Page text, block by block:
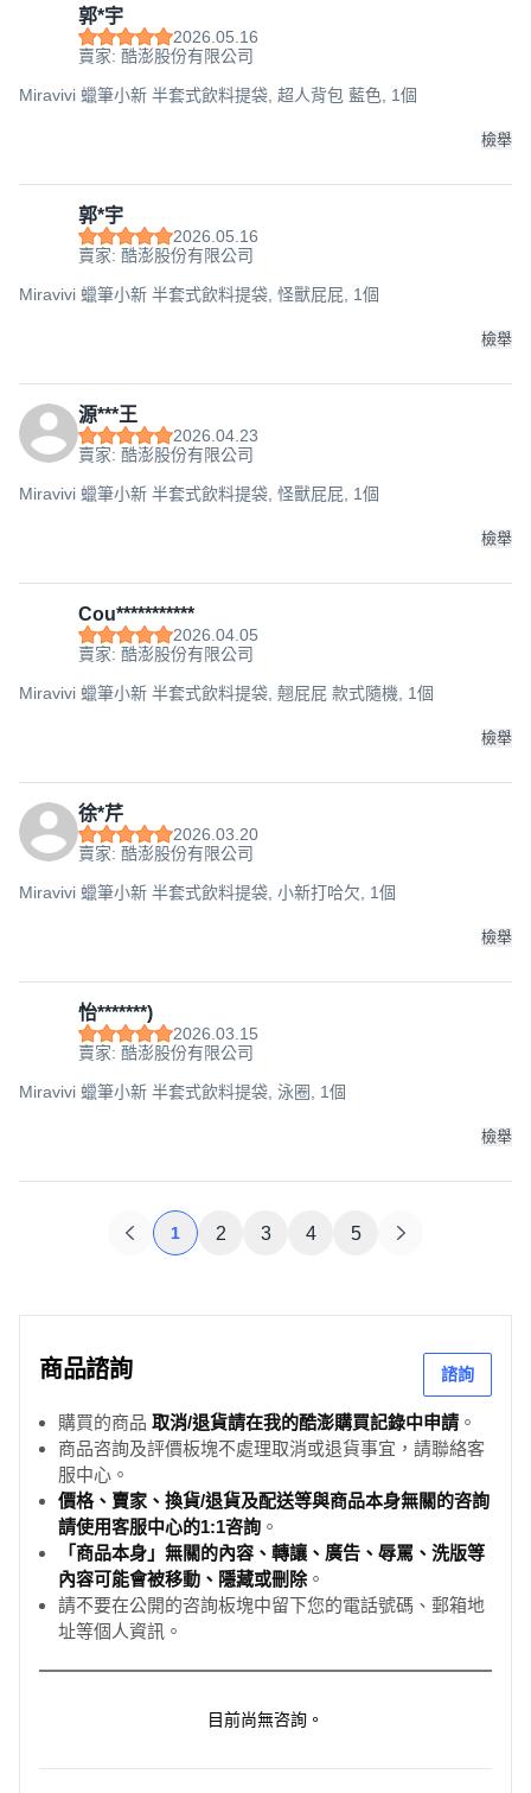
郭*宇
2026.05.16
賣家: 酷澎股份有限公司
Miravivi 蠟筆小新 半套式飲料提袋, 超人背包 藍色, 1個
檢舉
郭*宇
2026.05.16
賣家: 酷澎股份有限公司
Miravivi 蠟筆小新 半套式飲料提袋, 怪獸屁屁, 1個
檢舉
源***王
2026.04.23
賣家: 酷澎股份有限公司
Miravivi 蠟筆小新 半套式飲料提袋, 怪獸屁屁, 1個
檢舉
Cou***********
2026.04.05
賣家: 酷澎股份有限公司
Miravivi 蠟筆小新 半套式飲料提袋, 翹屁屁 款式隨機, 1個
檢舉
徐*芹
2026.03.20
賣家: 酷澎股份有限公司
Miravivi 蠟筆小新 半套式飲料提袋, 小新打哈欠, 1個
檢舉
怡*******)
2026.03.15
賣家: 酷澎股份有限公司
Miravivi 蠟筆小新 半套式飲料提袋, 泳圈, 1個
檢舉
1 2 3 4 5
商品諮詢 諮詢
購買的商品 取消/退貨請在我的酷澎購買記錄中申請 。
商品咨詢及評價板塊不處理取消或退貨事宜，請聯絡客
服中心。
價格、賣家、換貨/退貨及配送等與商品本身無關的咨詢
請使用客服中心的1:1咨詢 。
「商品本身」無關的內容、轉讓、廣告、辱罵、洗版等
內容可能會被移動、隱藏或刪除。
請不要在公開的咨詢板塊中留下您的電話號碼、郵箱地
址等個人資訊。
目前尚無咨詢。